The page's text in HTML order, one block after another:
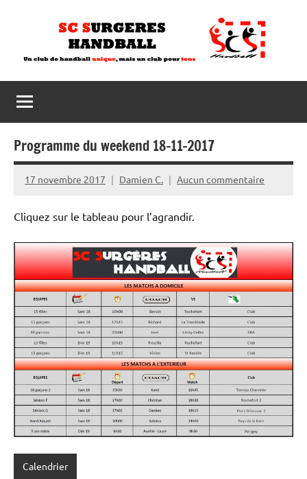
Programme du weekend 18-11-2017
17 novembre 2017 Damien C. Aucun commentaire
Cliquez sur le tableau pour l’agrandir.
Calendrier